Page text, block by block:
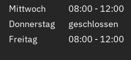
Mittwoch
08:00 - 12:00
Donnerstag
geschlossen
Freitag
08:00 - 12:00